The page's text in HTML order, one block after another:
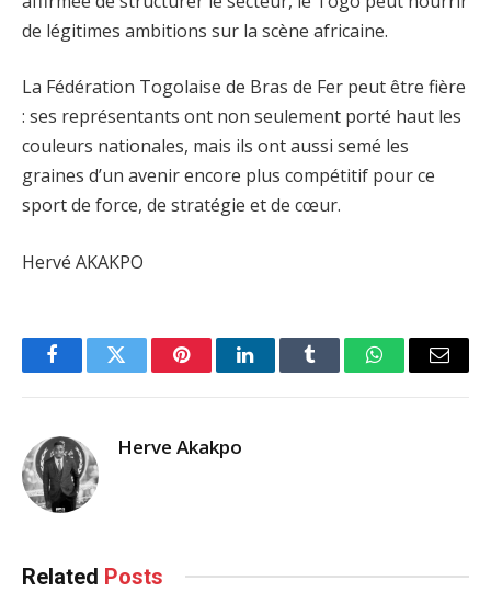
de légitimes ambitions sur la scène africaine.
La Fédération Togolaise de Bras de Fer peut être fière
: ses représentants ont non seulement porté haut les
couleurs nationales, mais ils ont aussi semé les
graines d’un avenir encore plus compétitif pour ce
sport de force, de stratégie et de cœur.
Hervé AKAKPO
FacebookTwitter PinterestLinkedInTumblr WhatsAppEmail
Herve Akakpo
Related Posts